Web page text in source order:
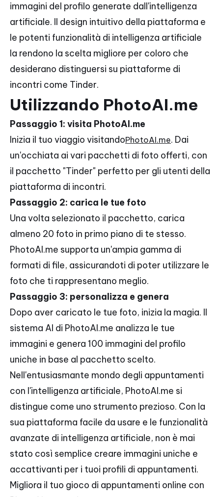
immagini del profilo generate dall'intelligenza
artificiale. Il design intuitivo della piattaforma e
le potenti funzionalità di intelligenza artificiale
la rendono la scelta migliore per coloro che
desiderano distinguersi su piattaforme di
incontri come Tinder.
Utilizzando PhotoAI.me
Passaggio 1: visita PhotoAI.me
Inizia il tuo viaggio visitandoPhotoAI.me. Dai
un'occhiata ai vari pacchetti di foto offerti, con
il pacchetto "Tinder" perfetto per gli utenti della
piattaforma di incontri.
Passaggio 2: carica le tue foto
Una volta selezionato il pacchetto, carica
almeno 20 foto in primo piano di te stesso.
PhotoAI.me supporta un'ampia gamma di
formati di file, assicurandoti di poter utilizzare le
foto che ti rappresentano meglio.
Passaggio 3: personalizza e genera
Dopo aver caricato le tue foto, inizia la magia. Il
sistema AI di PhotoAI.me analizza le tue
immagini e genera 100 immagini del profilo
uniche in base al pacchetto scelto.
Nell'entusiasmante mondo degli appuntamenti
con l'intelligenza artificiale, PhotoAI.me si
distingue come uno strumento prezioso. Con la
sua piattaforma facile da usare e le funzionalità
avanzate di intelligenza artificiale, non è mai
stato così semplice creare immagini uniche e
accattivanti per i tuoi profili di appuntamenti.
Migliora il tuo gioco di appuntamenti online con